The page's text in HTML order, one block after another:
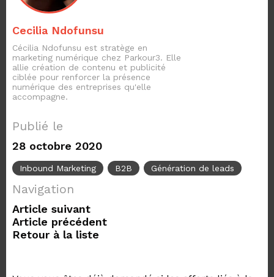
Cecilia Ndofunsu
Cécilia Ndofunsu est stratège en
marketing numérique chez Parkour3. Elle
allie création de contenu et publicité
ciblée pour renforcer la présence
numérique des entreprises qu'elle
accompagne.
Publié le
28 octobre 2020
Inbound Marketing B2B Génération de leads
Navigation
Article suivant
Article précédent
Retour à la liste